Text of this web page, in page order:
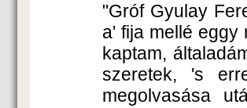
"Gróf Gyulay
a' fija mellé eggy
kaptam,
szeretek, 's
megolvasása